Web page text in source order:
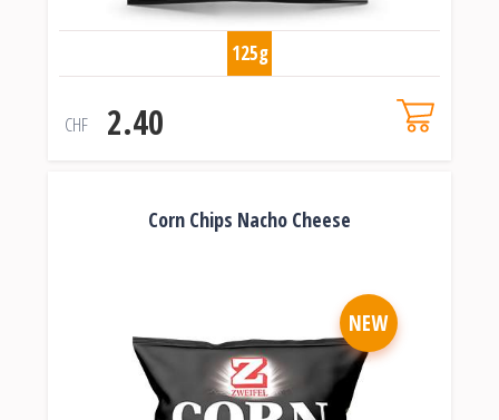
125g
CHF 2.40
Corn Chips Nacho Cheese
NEW